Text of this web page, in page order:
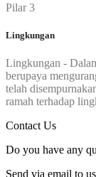
Pilar 3
Lingkungan
Lingkungan -
berupaya
telah
ramah terhadap
Contact Us
Do you have any
Send via email to us